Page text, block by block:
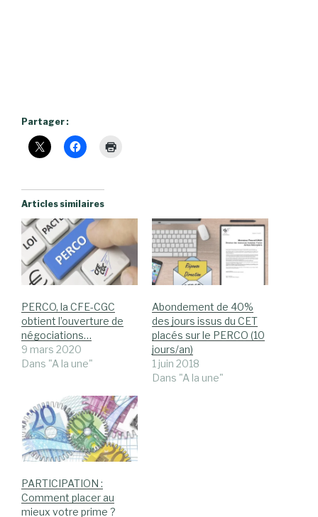
Partager :
Articles similaires
PERCO, la CFE-CGC
obtient l’ouverture de
négociations…
9 mars 2020
Dans "A la une"
Abondement de 40%
des jours issus du CET
placés sur le PERCO (10
jours/an)
1 juin 2018
Dans "A la une"
PARTICIPATION :
Comment placer au
mieux votre prime ?